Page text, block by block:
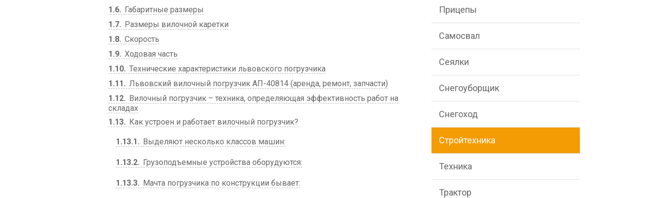
1.6
Габаритные размеры
1.7
Размеры вилочной каретки
1.8 Скорость
1.9 Ходовая часть
1.10 Технические характеристики львовского погрузчика
1.11
Львовский вилочный погрузчик АП-40814 (аренда, ремонт, запчасти)
1.12
Вилочный погрузчик – техника, определяющая эффективность работ на
складах
1.13
Как устроен и работает вилочный погрузчик?
1.13.1 Выделяют несколько классов машин:
1.13.2 Грузоподъемные устройства оборудуются:
1.13.3 Мачта погрузчика по конструкции бывает:
Прицепы
Самосвал
Сеялки
Снегоуборщик
Снегоход
Стройтехника
Техника
Трактор